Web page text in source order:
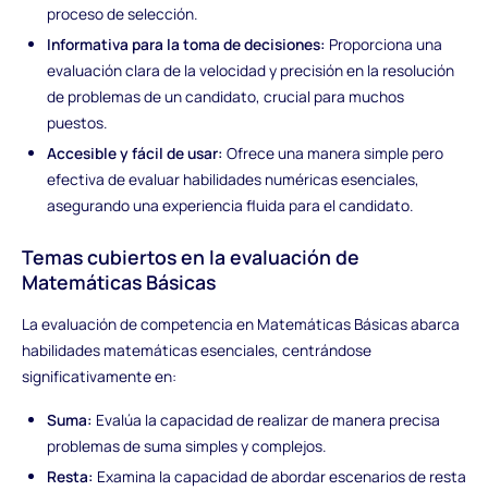
proceso de selección.
Informativa para la toma de decisiones: Proporciona una
evaluación clara de la velocidad y precisión en la resolución
de problemas de un candidato, crucial para muchos
puestos.
Accesible y fácil de usar: Ofrece una manera simple pero
efectiva de evaluar habilidades numéricas esenciales,
asegurando una experiencia fluida para el candidato.
Temas cubiertos en la evaluación de
Matemáticas Básicas
La evaluación de competencia en Matemáticas Básicas abarca
habilidades matemáticas esenciales, centrándose
significativamente en:
Suma: Evalúa la capacidad de realizar de manera precisa
problemas de suma simples y complejos.
Resta: Examina la capacidad de abordar escenarios de resta